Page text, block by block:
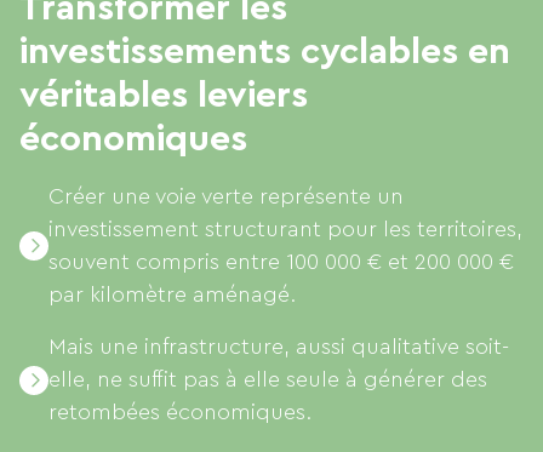
Transformer les
investissements cyclables en
véritables leviers
économiques
Créer une voie verte représente un
investissement structurant pour les territoires,
souvent compris entre 100 000 € et 200 000 €
par kilomètre aménagé.
Mais une infrastructure, aussi qualitative soit-
elle, ne suffit pas à elle seule à générer des
retombées économiques.